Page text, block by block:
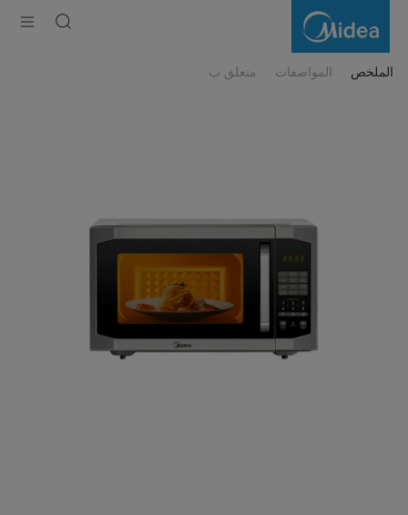
الملخص المواصفات متعلق ب